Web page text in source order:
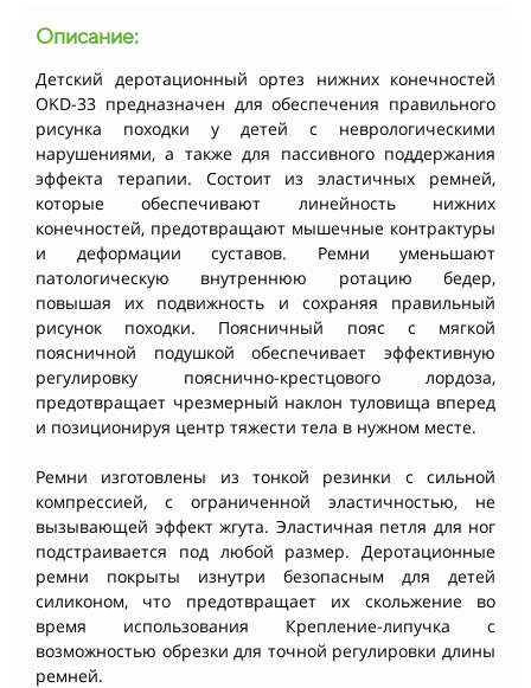
Описание:
Детский деротационный ортез нижних конечностей
OKD-33 предназначен для обеспечения правильного
рисунка походки у детей с неврологическими
нарушениями, а также для пассивного поддержания
эффекта терапии. Состоит из эластичных ремней,
которые обеспечивают линейность нижних
конечностей, предотвращают мышечные контрактуры
и деформации суставов. Ремни уменьшают
патологическую внутреннюю ротацию бедер,
повышая их подвижность и сохраняя правильный
рисунок походки. Поясничный пояс с мягкой
поясничной подушкой обеспечивает эффективную
регулировку пояснично-крестцового лордоза,
предотвращает чрезмерный наклон туловища вперед
и позиционируя центр тяжести тела в нужном месте.
Ремни изготовлены из тонкой резинки с сильной
компрессией, с ограниченной эластичностью, не
вызывающей эффект жгута. Эластичная петля для ног
подстраивается под любой размер. Деротационные
ремни покрыты изнутри безопасным для детей
силиконом, что предотвращает их скольжение во
время использования Крепление-липучка с
возможностью обрезки для точной регулировки длины
ремней.